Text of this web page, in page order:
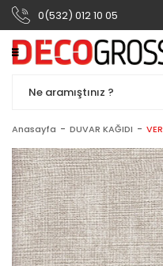
0(532) 012 10 05
Anasayfa DUVAR KAĞIDI